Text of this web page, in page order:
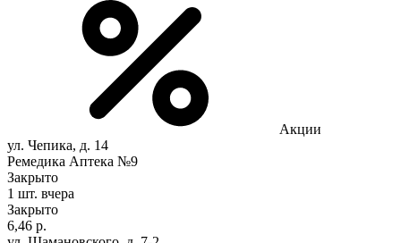
Акции
ул. Чепика, д. 14
Ремедика Аптека №9
Закрыто
1 шт. вчера
Закрыто
6,46 р.